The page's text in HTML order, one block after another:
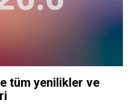
tüm yenilikler ve